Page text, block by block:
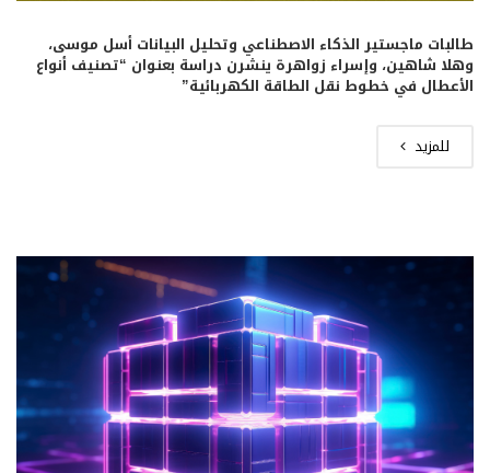
طالبات ماجستير الذكاء الاصطناعي وتحليل البيانات أسل موسى،
وهلا شاهين، وإسراء زواهرة ينشرن دراسة بعنوان “تصنيف أنواع
الأعطال في خطوط نقل الطاقة الكهربائية”
للمزيد